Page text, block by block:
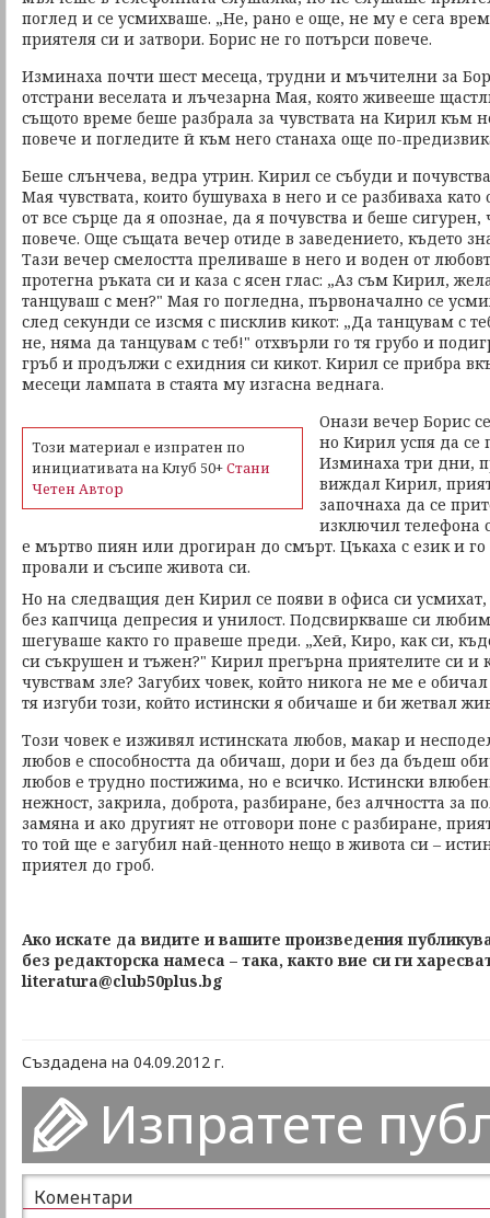
поглед и се усмихваше. „Не, рано е още, не му е сега
приятеля си и затвори. Борис не го потърси повече.
Изминаха почти шест месеца, трудни и мъчителни за
отстрани веселата и лъчезарна Мая, която живееше
същото време беше разбрала за чувствата на Кирил към
повече и погледите й към него станаха още по-
Беше слънчева, ведра утрин. Кирил се събуди и
Мая чувствата, които бушуваха в него и се разбиваха
от все сърце да я опознае, да я почувства и беше
повече. Още същата вечер отиде в заведението, където
Тази вечер смелостта преливаше в него и воден от
протегна ръката си и каза с ясен глас: „Аз съм Кирил,
танцуваш с мен?" Мая го погледна, първоначално се
след секунди се изсмя с писклив кикот: „Да танцувам с
не, няма да танцувам с теб!" отхвърли го тя грубо и
гръб и продължи с ехидния си кикот. Кирил се прибра
месеци лампата в стаята му изгасна веднага.
Този материал е изпратен по
инициативата на Клуб 50+Стани
Четен Автор
Онази вечер Борис
но Кирил успя да се
Изминаха три дни,
виждал Кирил,
започнаха да се
изключил телефона
е мъртво пиян или дрогиран до смърт. Цъкаха с език и
провали и съсипе живота си.
Но на следващия ден Кирил се появи в офиса си усмихат,
без капчица депресия и унилост. Подсвиркваше си
шегуваше както го правеше преди. „Хей, Киро, как си,
си съкрушен и тъжен?" Кирил прегърна приятелите си и
чувствам зле? Загубих човек, който никога не ме е
тя изгуби този, който истински я обичаше и би жетвал
Този човек е изживял истинската любов, макар и
любов е способността да обичаш, дори и без да бъдеш
любов е трудно постижима, но е всичко. Истински
нежност, закрила, доброта, разбиране, без алчността за
замяна и ако другият не отговори поне с разбиране,
то той ще е загубил най-ценното нещо в живота си –
приятел до гроб.
Ако искате да видите и вашите произведения
без редакторска намеса – така, както вие си ги
literatura@club50plus.bg
Създадена на 04.09.2012 г.
Изпратете
Коментари